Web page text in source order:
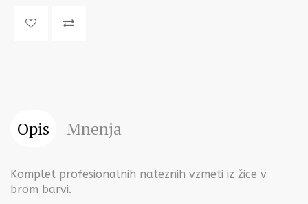
Opis Mnenja
Komplet profesionalnih nateznih vzmeti iz žice v
brom barvi.